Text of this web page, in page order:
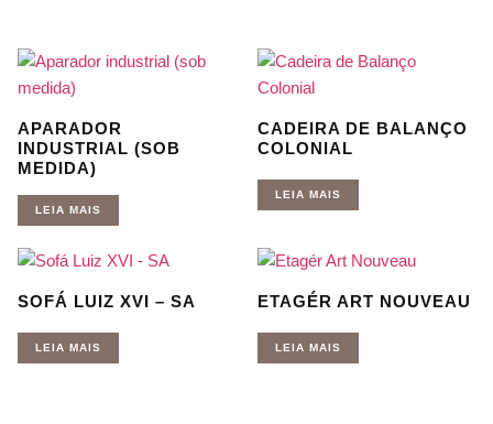
APARADOR
INDUSTRIAL (SOB
MEDIDA)
LEIA MAIS
CADEIRA DE BALANÇO
COLONIAL
LEIA MAIS
SOFÁ LUIZ XVI – SA
LEIA MAIS
ETAGÉR ART NOUVEAU
LEIA MAIS